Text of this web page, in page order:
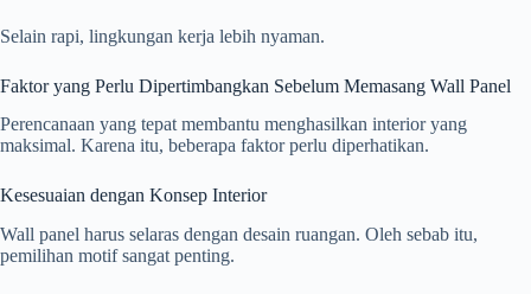
Selain rapi, lingkungan kerja lebih nyaman.
Faktor yang Perlu Dipertimbangkan Sebelum Memasang Wall Panel
Perencanaan yang tepat membantu menghasilkan interior yang
maksimal. Karena itu, beberapa faktor perlu diperhatikan.
Kesesuaian dengan Konsep Interior
Wall panel harus selaras dengan desain ruangan. Oleh sebab itu,
pemilihan motif sangat penting.